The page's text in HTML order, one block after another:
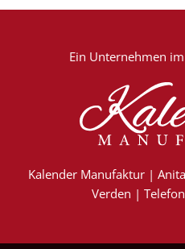
Ein Unternehmen im
Kalender Manufaktur |
Verden |